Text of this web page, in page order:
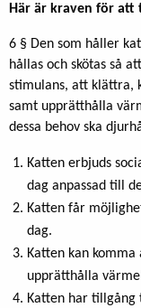
Här är kraven för att
6 § Den som håller
hållas och skötas så
stimulans, att klättra,
samt upprätthålla
dessa behov ska
Katten erbjuds
dag anpassad till
Katten får
dag.
Katten kan
upprätthålla
Katten har tillgång